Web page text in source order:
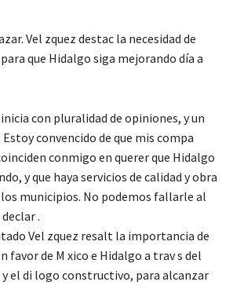
Vel zquez destac la necesidad de
que Hidalgo siga mejorando día a
con pluralidad de opiniones, y un
convencido de que mis compa
conmigo en querer que Hidalgo
y que haya servicios de calidad y obra
municipios. No podemos fallarle al
.
Vel zquez resalt la importancia de
favor de M xico e Hidalgo a trav s del
el di logo constructivo, para alcanzar